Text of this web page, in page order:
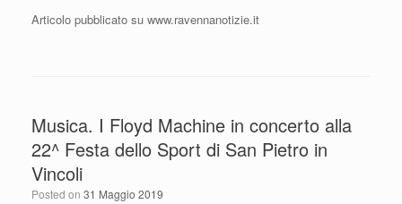
Articolo pubblicato su www.ravennanotizie.it
Musica. I Floyd Machine in concerto alla
22^ Festa dello Sport di San Pietro in
Vincoli
Posted on 31 Maggio 2019